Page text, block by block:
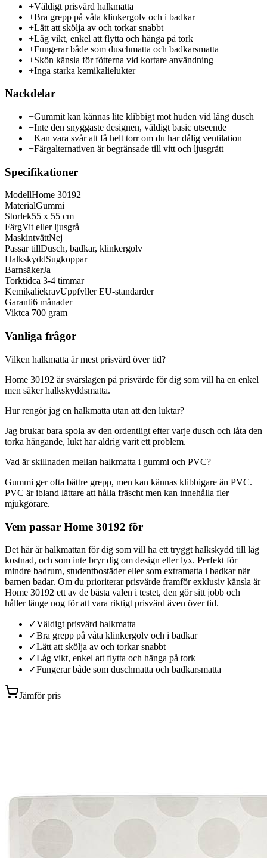
+Väldigt prisvärd halkmatta
+Bra grepp på våta klinkergolv och i badkar
+Lätt att skölja av och torkar snabbt
+Låg vikt, enkel att flytta och hänga på tork
+Fungerar både som duschmatta och badkarsmatta
+Skön känsla för fötterna vid kortare användning
+Inga starka kemikalielukter
Nackdelar
−Gummit kan kännas lite klibbigt mot huden vid lång dusch
−Inte den snyggaste designen, väldigt basic utseende
−Kan vara svår att få helt torr om du har dålig ventilation
−Färgalternativen är begränsade till vitt och ljusgrått
Specifikationer
ModellHome 30192
MaterialGummi
Storlek55 x 55 cm
FärgVit eller ljusgrå
MaskintvättNej
Passar tillDusch, badkar, klinkergolv
HalkskyddSugkoppar
BarnsäkerJa
Torktidca 3-4 timmar
KemikaliekravUppfyller EU-standarder
Garanti6 månader
Viktca 700 gram
Vanliga frågor
Vilken halkmatta är mest prisvärd över tid?
Home 30192 är svårslagen på prisvärde för dig som vill ha en enkel
men säker halkskyddsmatta.
Hur rengör jag en halkmatta utan att den luktar?
Jag brukar bara spola av den ordentligt efter varje dusch och låta den
torka hängande, lukt har aldrig varit ett problem.
Vad är skillnaden mellan halkmatta i gummi och PVC?
Gummi ger ofta bättre grepp, men kan kännas klibbigare än PVC.
PVC är ibland lättare att hålla fräscht men kan innehålla fler
mjukgörare.
Vem passar Home 30192 för
Det här är halkmattan för dig som vill ha ett tryggt halkskydd till låg
kostnad, och som inte bryr dig om design eller lyx. Perfekt för
mindre badrum, studentbostäder eller som extramatta i badkar när
barnen badar. Om du prioriterar prisvärde framför exklusiv känsla är
Home 30192 ett av de bästa valen i testet, den gör sitt jobb och
håller länge nog för att vara riktigt prisvärd även över tid.
✓Väldigt prisvärd halkmatta
✓Bra grepp på våta klinkergolv och i badkar
✓Lätt att skölja av och torkar snabbt
✓Låg vikt, enkel att flytta och hänga på tork
✓Fungerar både som duschmatta och badkarsmatta
Jämför pris